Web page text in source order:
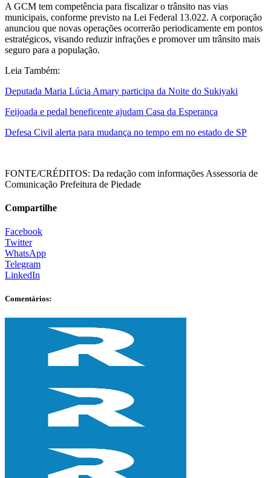
A GCM tem competência para fiscalizar o trânsito nas vias
municipais, conforme previsto na Lei Federal 13.022. A corporação
anunciou que novas operações ocorrerão periodicamente em pontos
estratégicos, visando reduzir infrações e promover um trânsito mais
seguro para a população.
Leia Também:
Deputada Maria Lúcia Amary participa da Noite do Sukiyaki
Feijoada e pedal beneficente ajudam Casa da Esperança
Defesa Civil alerta para mudança no tempo em no estado de SP
FONTE/CRÉDITOS: Da redação com informações Assessoria de
Comunicação Prefeitura de Piedade
Compartilhe
Facebook
Twitter
WhatsApp
Telegram
LinkedIn
Comentários: